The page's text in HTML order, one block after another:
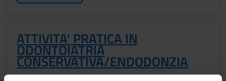
ATTIVITA' PRATICA IN
ODONTOIATRIA
CONSERVATIVA/ENDODONZIA